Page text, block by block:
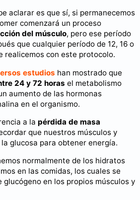
aclarar es que sí, si permanecemos
comenzará un proceso
del músculo, pero ese período
que cualquier período de 12, 16 o
realicemos con este protocolo.
estudios han mostrado que
24 y 72 horas el metabolismo
aumento de las hormonas
en el organismo.
a la pérdida de masa
que nuestros músculos y
glucosa para obtener energía.
normalmente de los hidratos
en las comidas, los cuales se
glucógeno en los propios músculos y